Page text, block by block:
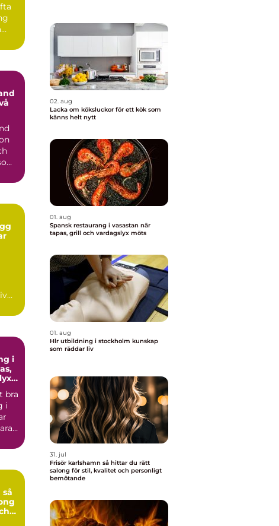
i
bra
i
02. aug
Lacka om köksluckor för ett kök som
känns helt nytt
01. aug
Spansk restaurang i vasastan när
tapas, grill och vardagslyx möts
01. aug
Hlr utbildning i stockholm kunskap
som räddar liv
31. jul
Frisör karlshamn så hittar du rätt
salong för stil, kvalitet och personligt
bemötande